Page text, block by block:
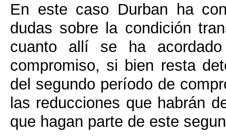
En este caso Durban ha
dudas sobre la condición
cuanto allí se ha
compromiso, si bien resta
del segundo período de
las reducciones que habrán
que hagan parte de este